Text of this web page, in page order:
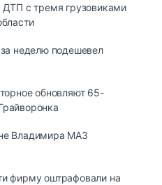
ДТП с тремя грузовиками
неделю подешевел
обновляют 65-
Владимира МАЗ
фирму оштрафовали на